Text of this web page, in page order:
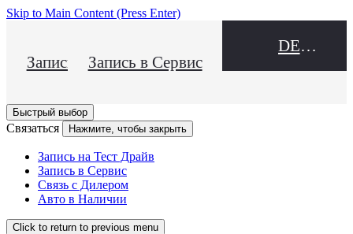
Skip to Main Content (Press Enter)
Запись на Тест Драйв
Запись в Сервис
DEALER NAME
Быстрый выбор
Связаться Нажмите, чтобы закрыть
Запись на Тест Драйв
Запись в Сервис
Связь с Дилером
Авто в Наличии
Click to return to previous menu